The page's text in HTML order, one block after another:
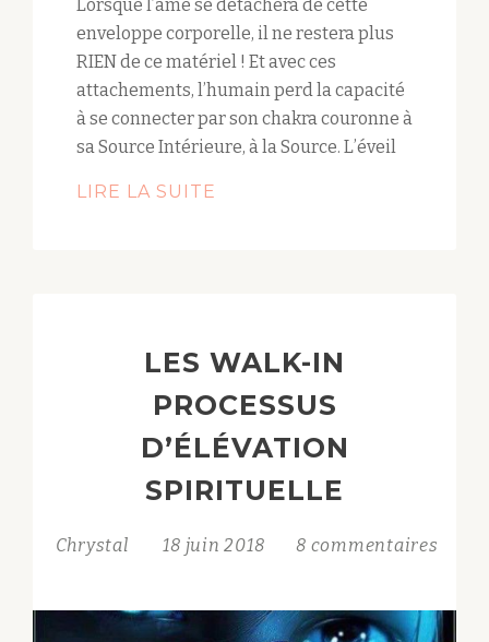
Lorsque l’âme se détachera de cette
enveloppe corporelle, il ne restera plus
RIEN de ce matériel ! Et avec ces
attachements, l’humain perd la capacité
à se connecter par son chakra couronne à
sa Source Intérieure, à la Source. L’éveil
LIRE LA SUITE
LES WALK-IN
PROCESSUS
D’ÉLÉVATION
SPIRITUELLE
Chrystal 18 juin 2018 8 commentaires